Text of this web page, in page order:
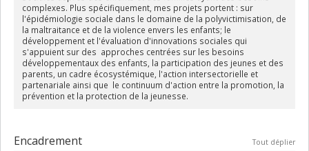
complexes. Plus spécifiquement, mes projets portent : sur
l'épidémiologie sociale dans le domaine de la polyvictimisation, de
la maltraitance et de la violence envers les enfants; le
développement et l'évaluation d'innovations sociales qui
s'appuient sur des approches centrées sur les besoins
développementaux des enfants, la participation des jeunes et des
parents, un cadre écosystémique, l'action intersectorielle et
partenariale ainsi que le continuum d'action entre la promotion, la
prévention et la protection de la jeunesse.
Encadrement Tout déplier